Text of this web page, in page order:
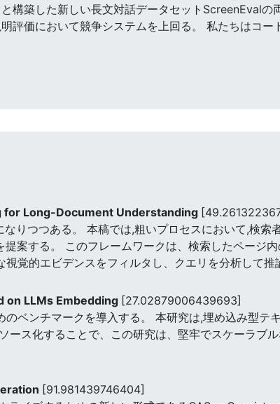
構築した新しい長文対話データセットScreenEvalの
評価において競争システムを上回る。 私たちはコ
for Long-Document Understanding
りつつある。 本稿では,粗いプロセスにおいて,検索
案する。 このフレームワークは、検索したページ
覚的エビデンスをフィルタし、クエリを分析して推
on LLMs Embedding [27.02879006439693]
ベンチマークを導入する。 本研究は,埋め込み型テ
ス化することで、この研究は、堅牢でスケーラブ
[91.981439746404]